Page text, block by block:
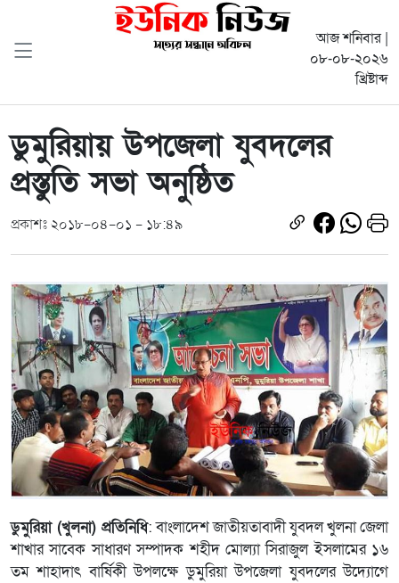
আজ শনিবার |
০৮-০৮-২০২৬
খ্রিষ্টাব্দ
ডুমুরিয়ায় উপজেলা যুবদলের
প্রস্তুতি সভা অনুষ্ঠিত
প্রকাশঃ ২০১৮-০৪-০১ - ১৮:৪৯
ডুমুরিয়া (খুলনা) প্রতিনিধি: বাংলাদেশ জাতীয়তাবাদী যুবদল খুলনা জেলা
শাখার সাবেক সাধারণ সম্পাদক শহীদ মোল্যা সিরাজুল ইসলামের ১৬
তম শাহাদাৎ বার্ষিকী উপলক্ষে ডুমুরিয়া উপজেলা যুবদলের উদ্যোগে